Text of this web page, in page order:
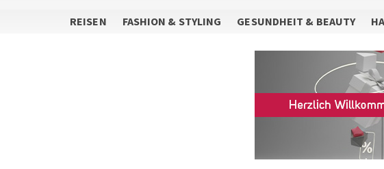
REISEN FASHION & STYLING GESUNDHEIT & BEAUTY